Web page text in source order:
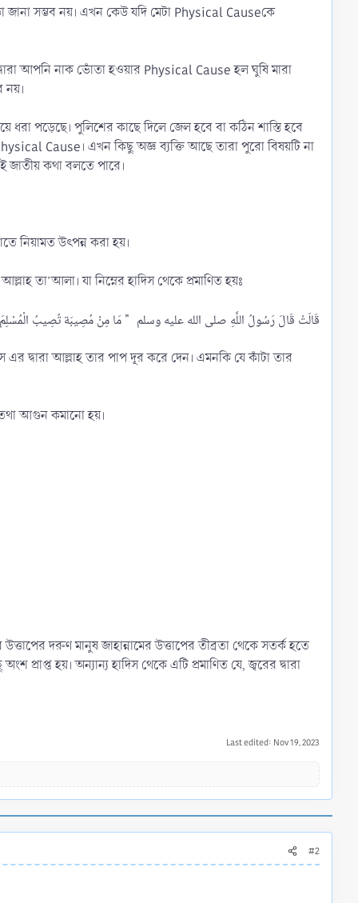
জানা সম্ভব নয়। এখন কেউ যদি মেটা Physical Causeকে
আপনি নাক ভোঁতা হওয়ার Physical Cause হল ঘুষি মারা
নয়।
পড়েছে। পুলিশের কাছে দিলে জেল হবে বা কঠিন শাস্তি হবে
Cause। এখন কিছু অজ্ঞ ব্যক্তি আছে তারা পুরো বিষয়টি না
জাতীয় কথা বলতে পারে।
নিয়ামত উৎপন্ন করা হয়।
তা’আলা। যা নিম্নের হাদিস থেকে প্রমাণিত হয়ঃ
তথা আগুন কমানো হয়।
দরুণ মানুষ জাহান্নামের উত্তাপের তীব্রতা থেকে সতর্ক হতে
প্রাপ্ত হয়। অন্যান্য হাদিস থেকে এটি প্রমাণিত যে, জ্বরের দ্বারা
Last edited: Nov 19, 2023
#2